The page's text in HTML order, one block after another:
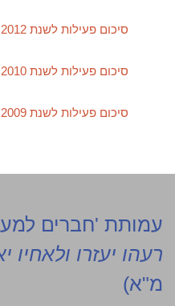
סיכום פעילות לשנת 2012
סיכום פעילות לשנת 2010
סיכום פעילות לשנת 2009
עמותת 'חברים
רעהו יעזרו ולאחיו
מ"א)